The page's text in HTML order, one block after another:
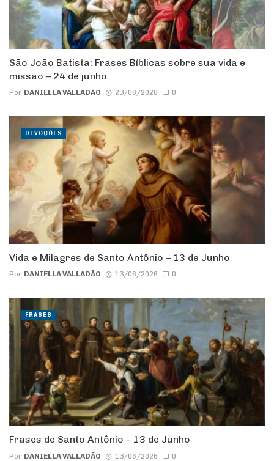
São João Batista: Frases Bíblicas sobre sua vida e
missão – 24 de junho
Por DANIELLA VALLADÃO 23/06/2026 0
Vida e Milagres de Santo Antônio – 13 de Junho
Por DANIELLA VALLADÃO 13/06/2026 0
DEVOÇÕES
Frases de Santo Antônio – 13 de Junho
Por DANIELLA VALLADÃO 13/06/2026 0
FRASES